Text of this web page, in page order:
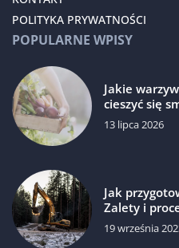
POLITYKA PRYWATNOŚCI
POPULARNE WPISY
Jakie
cieszyć się
13 lipca 2026
Jak
Zalety i
19 września